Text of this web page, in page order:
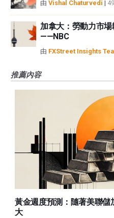
由 Vishal Chaturvedi |
加拿大：勞動力市
——NBC
由 FXStreet Insights
推薦內容
黃金週度預測：隨著美聯
大